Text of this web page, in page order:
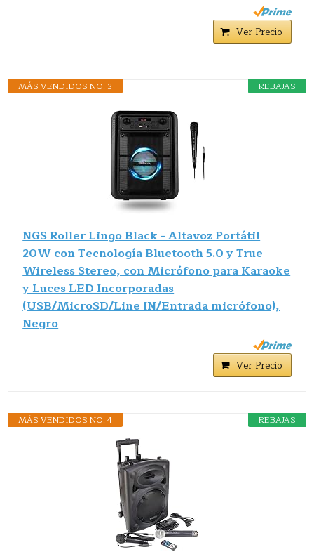
Ver Precio
REBAJAS
MÁS VENDIDOS NO. 3
NGS Roller Lingo Black - Altavoz Portátil
20W con Tecnología Bluetooth 5.0 y True
Wireless Stereo, con Micrófono para Karaoke
y Luces LED Incorporadas
(USB/MicroSD/Line IN/Entrada micrófono),
Negro
Ver Precio
REBAJAS
MÁS VENDIDOS NO. 4